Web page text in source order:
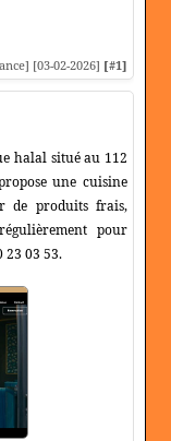
[03-02-2026] [#1]
halal situé au 112
une cuisine
de produits frais,
pour
23 03 53.